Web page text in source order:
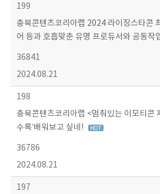
199
충북콘텐츠코리아랩 2024 라이징스타콘
어 등과 호흡맞춘 유명 프로듀서와 공동작
36841
2024.08.21
198
충북콘텐츠코리아랩 <멈춰있는 이모티콘
수록’배워보고 싶네!
36786
2024.08.21
197